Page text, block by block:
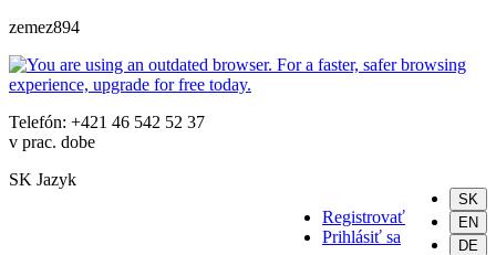
zemez894
Telefón: +421 46 542 52 37
v prac. dobe
SK Jazyk
SK
EN
DE
Registrovať
Prihlásiť sa